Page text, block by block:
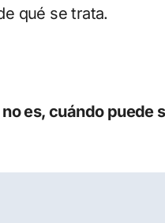
qué se trata.
es, cuándo puede